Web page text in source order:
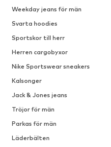
Weekday jeans för män
Svarta hoodies
Sportskor till herr
Herren cargobyxor
Nike Sportswear sneakers
Kalsonger
Jack & Jones jeans
Tröjor för män
Parkas för män
Läderbälten